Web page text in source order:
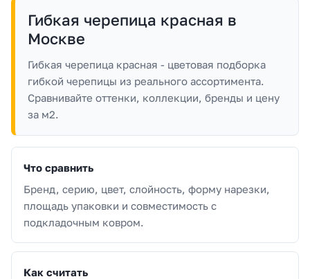
Гибкая черепица красная в
Москве
Гибкая черепица красная - цветовая подборка
гибкой черепицы из реального ассортимента.
Сравнивайте оттенки, коллекции, бренды и цену
за м2.
Что сравнить
Бренд, серию, цвет, слойность, форму нарезки,
площадь упаковки и совместимость с
подкладочным ковром.
Как считать